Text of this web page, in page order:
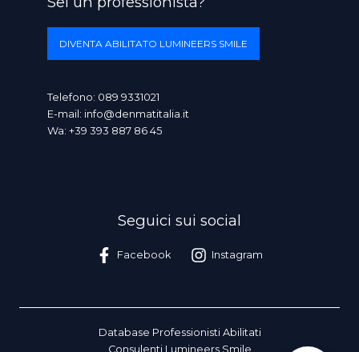
DIVENTA ABILITATO LUMINEERS SMILE
Telefono: 089 9331021
E-mail: info@denmatitalia.it
Wa: +39 393 887 86 45
Seguici sui social
Facebook Instagram
Database Professionisti Abilitati
Consulenti Lumineers Smile